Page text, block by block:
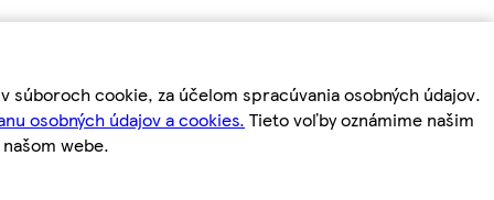
cookie, za účelom spracúvania osobných údajov.
osobných údajov a cookies. Tieto voľby oznámime našim
webe.